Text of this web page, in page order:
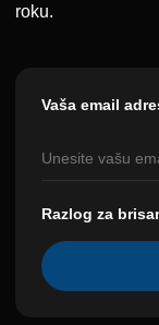
roku.
Vaša email
Razlog za